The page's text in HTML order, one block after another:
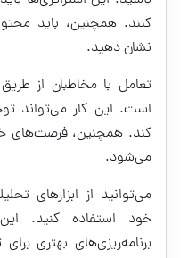
کنند. همچنین، باید
نشان دهید.
تعامل با مخاطبان از
است. این کار می‌تواند
کند. همچنین، فرصت‌های
می‌شود.
می‌توانید از ابزارهای
خود استفاده کنید.
برنامه‌ریزی‌های بهتری